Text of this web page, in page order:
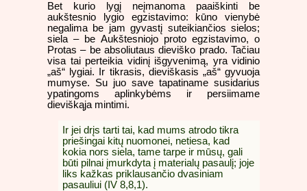
Bet kurio lygį neįmanoma paaiškinti be
aukštesnio lygio egzistavimo: kūno vienybė
negalima be jam gyvastį suteikiančios sielos;
siela – be Aukštesniojo proto egzistavimo, o
Protas – be absoliutaus dieviško prado. Tačiau
visa tai perteikia vidinį išgyvenimą, yra vidinio
„aš“ lygiai. Ir tikrasis, dieviškasis „aš“ gyvuoja
mumyse. Su juo save tapatiname susidarius
ypatingoms aplinkybėms ir persiimame
dieviškąja mintimi.
Ir jei drįs tarti tai, kad mums atrodo tikra
priešingai kitų nuomonei, netiesa, kad
kokia nors siela, tame tarpe ir mūsų, gali
būti pilnai įmurkdyta į materialų pasaulį; joje
liks kažkas priklausančio dvasiniam
pasauliui (IV 8,8,1).